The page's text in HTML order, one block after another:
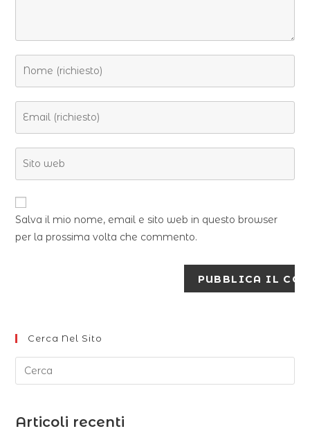
Salva il mio nome, email e sito web in questo browser
per la prossima volta che commento.
Cerca Nel Sito
Articoli recenti